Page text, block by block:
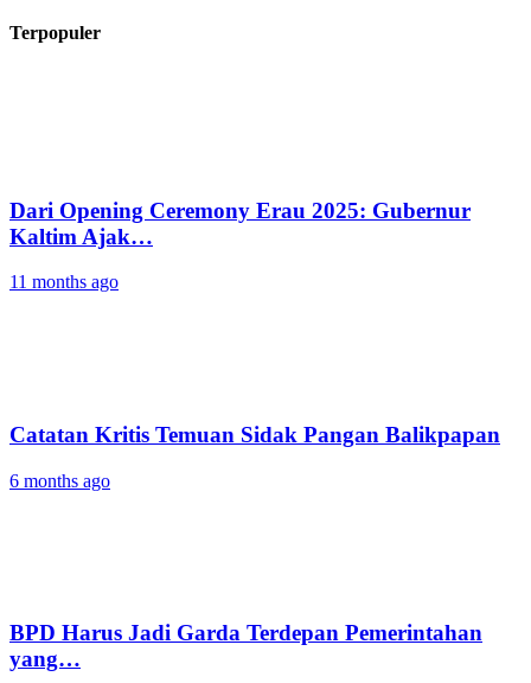
Terpopuler
Dari Opening Ceremony Erau 2025: Gubernur
Kaltim Ajak…
11 months ago
Catatan Kritis Temuan Sidak Pangan Balikpapan
6 months ago
BPD Harus Jadi Garda Terdepan Pemerintahan
yang…